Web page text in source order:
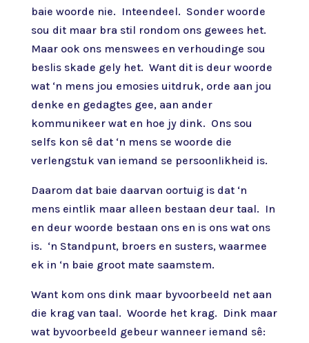
baie woorde nie. Inteendeel. Sonder woorde
sou dit maar bra stil rondom ons gewees het.
Maar ook ons menswees en verhoudinge sou
beslis skade gely het. Want dit is deur woorde
wat ‘n mens jou emosies uitdruk, orde aan jou
denke en gedagtes gee, aan ander
kommunikeer wat en hoe jy dink. Ons sou
selfs kon sê dat ‘n mens se woorde die
verlengstuk van iemand se persoonlikheid is.
Daarom dat baie daarvan oortuig is dat ‘n
mens eintlik maar alleen bestaan deur taal. In
en deur woorde bestaan ons en is ons wat ons
is. ‘n Standpunt, broers en susters, waarmee
ek in ‘n baie groot mate saamstem.
Want kom ons dink maar byvoorbeeld net aan
die krag van taal. Woorde het krag. Dink maar
wat byvoorbeeld gebeur wanneer iemand sê: